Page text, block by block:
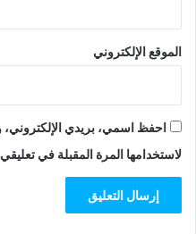
الموقع الإلكتروني
احفظ اسمي، بريدي الإلكتروني،
لاستخدامها المرة المقبلة في